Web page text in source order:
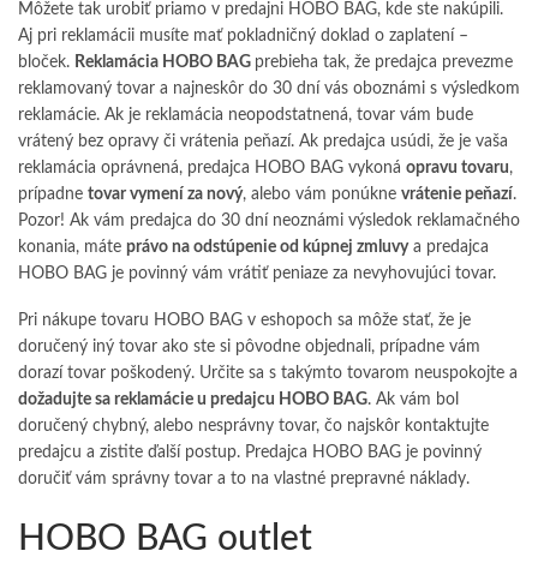
Môžete tak urobiť priamo v predajni HOBO BAG, kde ste nakúpili.
Aj pri reklamácii musíte mať pokladničný doklad o zaplatení –
bloček. Reklamácia HOBO BAG prebieha tak, že predajca prevezme
reklamovaný tovar a najneskôr do 30 dní vás oboznámi s výsledkom
reklamácie. Ak je reklamácia neopodstatnená, tovar vám bude
vrátený bez opravy či vrátenia peňazí. Ak predajca usúdi, že je vaša
reklamácia oprávnená, predajca HOBO BAG vykoná opravu tovaru,
prípadne tovar vymení za nový, alebo vám ponúkne vrátenie peňazí.
Pozor! Ak vám predajca do 30 dní neoznámi výsledok reklamačného
konania, máte právo na odstúpenie od kúpnej zmluvya predajca
HOBO BAG je povinný vám vrátiť peniaze za nevyhovujúci tovar.
Pri nákupe tovaru HOBO BAG v eshopoch sa môže stať, že je
doručený iný tovar ako ste si pôvodne objednali, prípadne vám
dorazí tovar poškodený. Určite sa s takýmto tovarom neuspokojte a
dožadujte sa reklamácie u predajcu HOBO BAG. Ak vám bol
doručený chybný, alebo nesprávny tovar, čo najskôr kontaktujte
predajcu a zistite ďalší postup. Predajca HOBO BAG je povinný
doručiť vám správny tovar a to na vlastné prepravné náklady.
HOBO BAG outlet